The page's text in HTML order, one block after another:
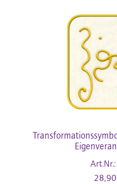
28,90